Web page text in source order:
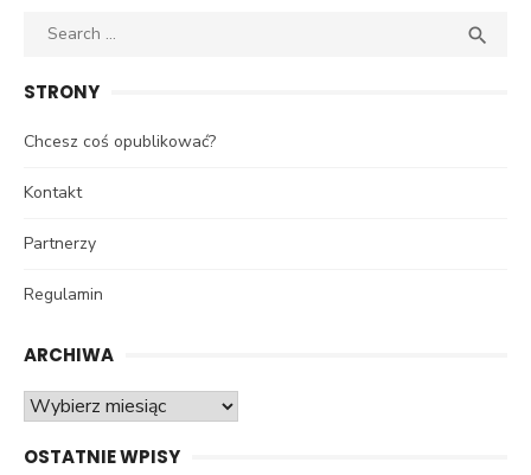
Search

STRONY
Chcesz coś opublikować?
Kontakt
Partnerzy
Regulamin
ARCHIWA
Archiwa
OSTATNIE WPISY